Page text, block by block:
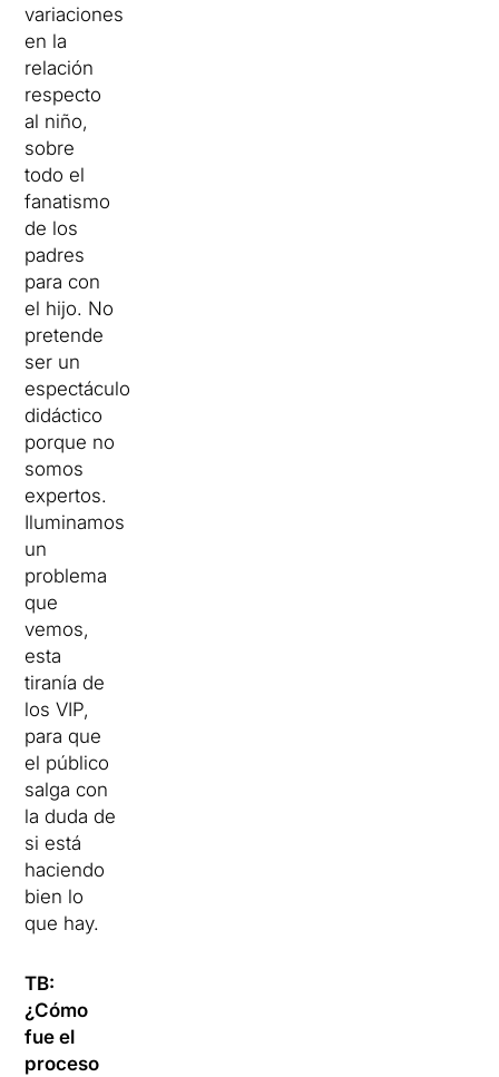
variaciones
en la
relación
respecto
al niño,
sobre
todo el
fanatismo
de los
padres
para con
el hijo. No
pretende
ser un
espectáculo
didáctico
porque no
somos
expertos.
Iluminamos
un
problema
que
vemos,
esta
tiranía de
los VIP,
para que
el público
salga con
la duda de
si está
haciendo
bien lo
que hay.
TB:
¿Cómo
fue el
proceso